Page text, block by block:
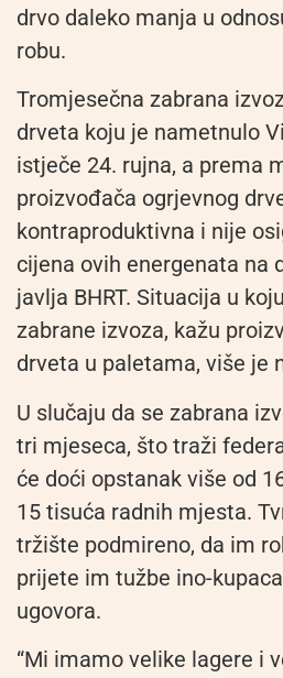
drvo daleko manja u
robu.
Tromjesečna zabrana
drveta koju je nametnulo
istječe 24. rujna, a prema
proizvođača ogrjevnog
kontraproduktivna i nije
cijena ovih energenata na
javlja BHRT. Situacija u
zabrane izvoza, kažu
drveta u paletama, više je
U slučaju da se zabrana
tri mjeseca, što traži
će doći opstanak više od
15 tisuća radnih mjesta.
tržište podmireno, da im
prijete im tužbe ino-
ugovora.
“Mi imamo velike lagere i